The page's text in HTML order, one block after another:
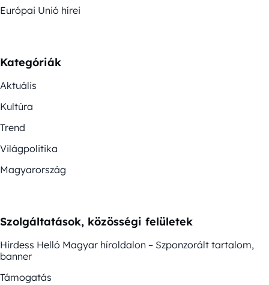
Európai Unió hírei
Kategóriák
Aktuális
Kultúra
Trend
Világpolitika
Magyarország
Szolgáltatások, közösségi felületek
Hirdess Helló Magyar híroldalon – Szponzorált tartalom,
banner
Támogatás